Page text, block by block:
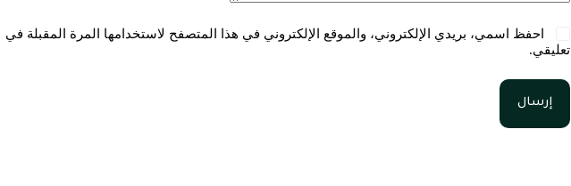
احفظ اسمي، بريدي الإلكتروني، والموقع الإلكتروني في هذا المتصفح لاستخدامها المرة المقبلة في
تعليقي.
إرسال